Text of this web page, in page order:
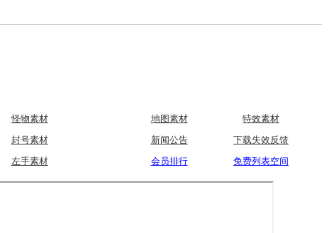
怪物素材
封号素材
左手素材
地图素材
特效素材
新闻公告
下载失效反馈
会员排行
免费列表空间